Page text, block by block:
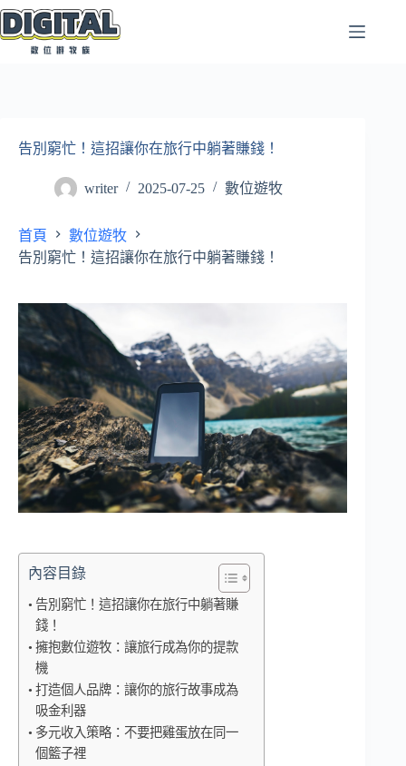
跳
至
告別窮忙！這招讓你在旅行中躺著賺錢！
writer 2025-07-25 數位遊牧
首頁
數位遊牧
告別窮忙！這招讓你在旅行中躺著賺錢！
內容目錄
告別窮忙！這招讓你在旅行中躺著賺
錢！
擁抱數位遊牧：讓旅行成為你的提款
機
打造個人品牌：讓你的旅行故事成為
吸金利器
多元收入策略：不要把雞蛋放在同一
個籃子裡